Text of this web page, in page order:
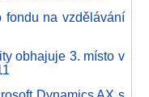
fondu na vzdělávání
obhajuje 3. místo v